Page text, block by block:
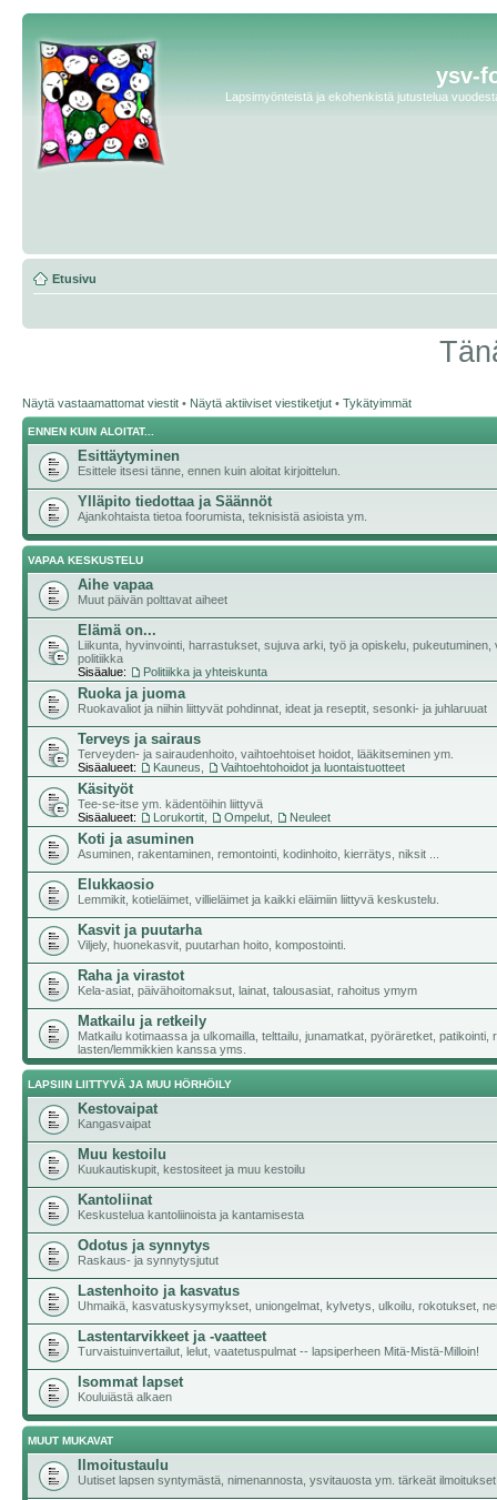
ysv-
Lapsimyönteistä ja ekohenkistä jutustelua
Etusivu
Näytä vastaamattomat viestit • Näytä aktiiviset viestiketjut • Tykätyimmät
ENNEN KUIN ALOITAT...
Esittäytyminen
Esittele itsesi tänne, ennen kuin aloitat kirjoittelun.
Ylläpito tiedottaa ja Säännöt
Ajankohtaista tietoa foorumista, teknisistä asioista ym.
VAPAA KESKUSTELU
Aihe vapaa
Muut päivän polttavat aiheet
Elämä on...
Liikunta, hyvinvointi, harrastukset, sujuva arki, työ ja opiskelu, pukeutuminen,
politiikka
Sisäalue:
Politiikka ja yhteiskunta
Ruoka ja juoma
Ruokavaliot ja niihin liittyvät pohdinnat, ideat ja reseptit, sesonki- ja juhlaruuat
Terveys ja sairaus
Terveyden- ja sairaudenhoito, vaihtoehtoiset hoidot, lääkitseminen ym.
Sisäalueet:
Kauneus Vaihtoehtohoidot ja luontaistuotteet
Käsityöt
Tee-se-itse ym. kädentöihin liittyvä
Sisäalueet:
Lorukortit Ompelut Neuleet
Koti ja asuminen
Asuminen, rakentaminen, remontointi, kodinhoito, kierrätys, niksit ...
Elukkaosio
Lemmikit, kotieläimet, villieläimet ja kaikki eläimiin liittyvä keskustelu.
Kasvit ja puutarha
Viljely, huonekasvit, puutarhan hoito, kompostointi.
Raha ja virastot
Kela-asiat, päivähoitomaksut, lainat, talousasiat, rahoitus ymym
Matkailu ja retkeily
Matkailu kotimaassa ja ulkomailla, telttailu, junamatkat, pyöräretket, patikointi,
lasten/lemmikkien kanssa yms.
LAPSIIN LIITTYVÄ JA MUU HÖRHÖILY
Kestovaipat
Kangasvaipat
Muu kestoilu
Kuukautiskupit, kestositeet ja muu kestoilu
Kantoliinat
Keskustelua kantoliinoista ja kantamisesta
Odotus ja synnytys
Raskaus- ja synnytysjutut
Lastenhoito ja kasvatus
Uhmaikä, kasvatuskysymykset, uniongelmat, kylvetys, ulkoilu, rokotukset,
Lastentarvikkeet ja -vaatteet
Turvaistuinvertailut, lelut, vaatetuspulmat -- lapsiperheen Mitä-Mistä-Milloin!
Isommat lapset
Kouluiästä alkaen
MUUT MUKAVAT
Ilmoitustaulu
Uutiset lapsen syntymästä, nimenannosta, ysvitauosta ym. tärkeät ilmoitukset